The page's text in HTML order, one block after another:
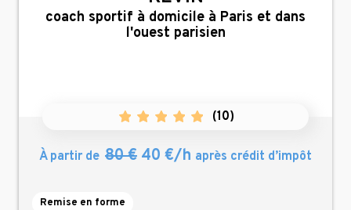
,
coach sportif à domicile à Paris et dans
l'ouest parisien
(10)
À partir de 80 € 40 €/h après crédit d’impôt
Remise en forme